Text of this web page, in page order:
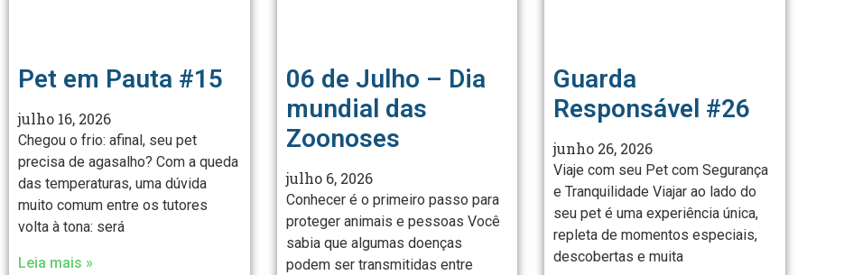
Pet em Pauta #15
julho 16, 2026
Chegou o frio: afinal, seu pet
precisa de agasalho? Com a queda
das temperaturas, uma dúvida
muito comum entre os tutores
volta à tona: será
Leia mais »
06 de Julho – Dia
mundial das
Zoonoses
julho 6, 2026
Conhecer é o primeiro passo para
proteger animais e pessoas Você
sabia que algumas doenças
podem ser transmitidas entre
Guarda
Responsável #26
junho 26, 2026
Viaje com seu Pet com Segurança
e Tranquilidade Viajar ao lado do
seu pet é uma experiência única,
repleta de momentos especiais,
descobertas e muita